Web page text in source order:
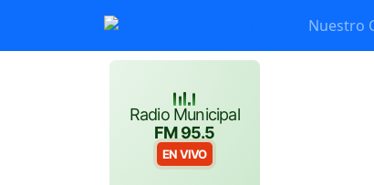
Nuestro
Radio Municipal
FM 95.5
EN VIVO